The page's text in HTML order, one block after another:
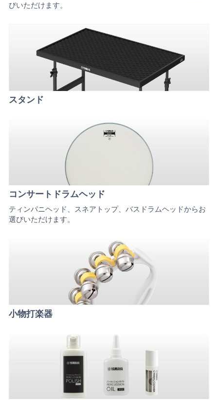
びいただけます。
スタンド
コンサートドラムヘッド
ティンパニヘッド、スネアトップ、バスドラムヘッドからお
選びいただけます。
小物打楽器